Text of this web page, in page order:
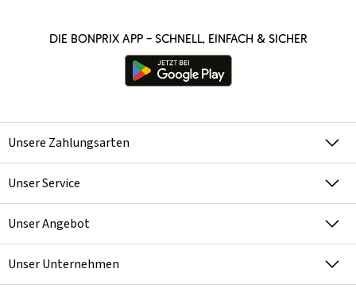
Die bonprix App – schnell, einfach & sicher
Unsere Zahlungsarten
Unser Service
Unser Angebot
Unser Unternehmen